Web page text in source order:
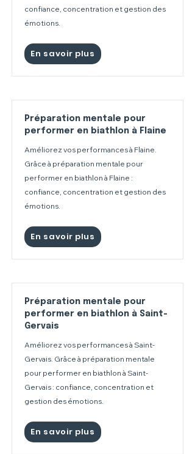
confiance, concentration et gestion des
émotions.
En savoir plus
Préparation mentale pour
performer en biathlon à Flaine
Améliorez vos performances à Flaine.
Grâce à préparation mentale pour
performer en biathlon à Flaine :
confiance, concentration et gestion des
émotions.
En savoir plus
Préparation mentale pour
performer en biathlon à Saint-
Gervais
Améliorez vos performances à Saint-
Gervais. Grâce à préparation mentale
pour performer en biathlon à Saint-
Gervais : confiance, concentration et
gestion des émotions.
En savoir plus